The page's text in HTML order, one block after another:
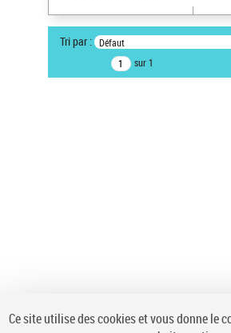
Type de notice d'autorité
Tri par : Défaut
sur 1
Ce site utilise des cookies et vous donne le